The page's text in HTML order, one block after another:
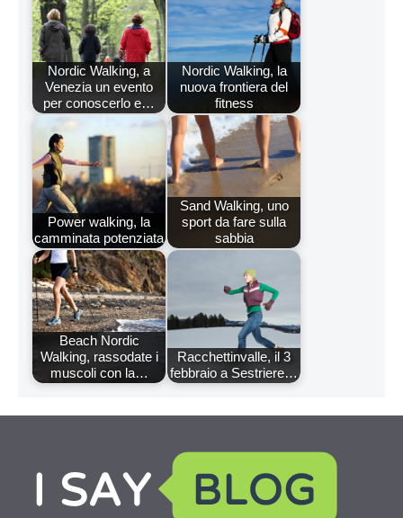
Nordic Walking, a
Venezia un evento
per conoscerlo e…
Nordic Walking, la
nuova frontiera del
fitness
Power walking, la
camminata potenziata
Sand Walking, uno
sport da fare sulla
sabbia
Beach Nordic
Walking, rassodate i
muscoli con la…
Racchettinvalle, il 3
febbraio a Sestriere…